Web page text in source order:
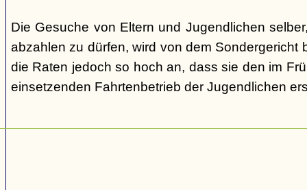
Die Gesuche von Eltern und Jugendlichen
abzahlen zu dürfen, wird von dem Sondergericht
die Raten jedoch so hoch an, dass sie den im
einsetzenden Fahrtenbetrieb der Jugendlichen